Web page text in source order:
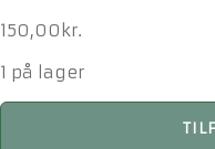
150,00 kr.
1 på lager
Creedence